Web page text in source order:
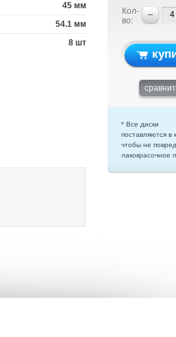
Кол-
во:
* Все диски
поставляются в
чтобы не
лакокрасочное
45 мм
54.1 мм
8 шт